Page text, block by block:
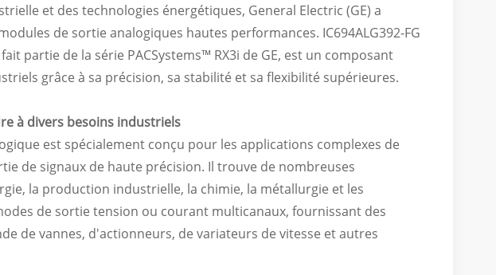
et des technologies énergétiques, General Electric (GE) a
de sortie analogiques hautes performances. IC694ALG392-FG
partie de la série PACSystems™ RX3i de GE, est un composant
grâce à sa précision, sa stabilité et sa flexibilité supérieures.
à divers besoins industriels
est spécialement conçu pour les applications complexes de
de signaux de haute précision. Il trouve de nombreuses
la production industrielle, la chimie, la métallurgie et les
de sortie tension ou courant multicanaux, fournissant des
de vannes, d'actionneurs, de variateurs de vitesse et autres